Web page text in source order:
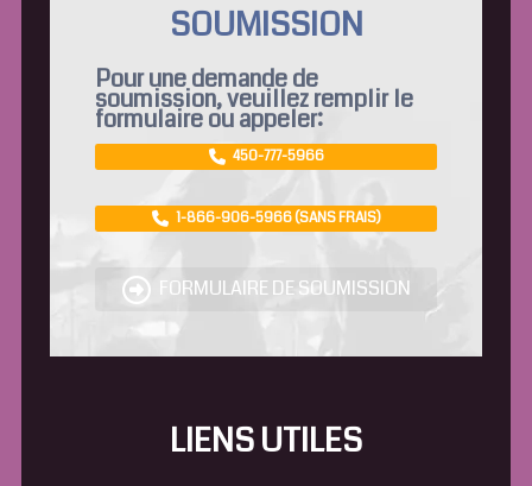
SOUMISSION
Pour une demande de
soumission, veuillez remplir le
formulaire ou appeler:
450-777-5966
1-866-906-5966 (SANS FRAIS)
FORMULAIRE DE SOUMISSION
LIENS UTILES